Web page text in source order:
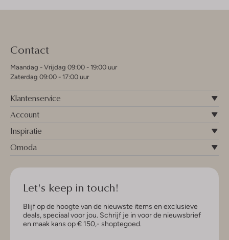
Contact
Maandag - Vrijdag 09:00 - 19:00 uur
Zaterdag 09:00 - 17:00 uur
Klantenservice
Account
Inspiratie
Omoda
Let's keep in touch!
Blijf op de hoogte van de nieuwste items en exclusieve
deals, speciaal voor jou. Schrijf je in voor de nieuwsbrief
en maak kans op € 150,- shoptegoed.